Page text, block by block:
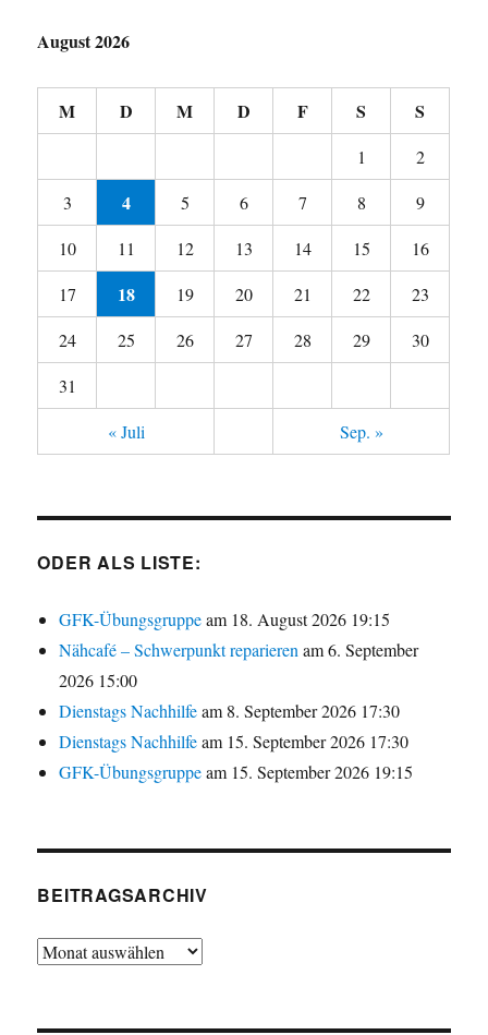
August 2026
M D M D F S S
1
2
3
4 5 6 7 8
9
10
11 12 13 14 15
16
17
18 19 20 21 22
23
24
25 26 27 28 29
30
31
« Juli
Sep. »
ODER ALS LISTE:
GFK-Übungsgruppeam 18. August 2026 19:15
Nähcafé – Schwerpunkt reparieren am 6. September
2026 15:00
Dienstags Nachhilfeam 8. September 2026 17:30
Dienstags Nachhilfeam 15. September 2026 17:30
GFK-Übungsgruppeam 15. September 2026 19:15
BEITRAGSARCHIV
Beitragsarchiv